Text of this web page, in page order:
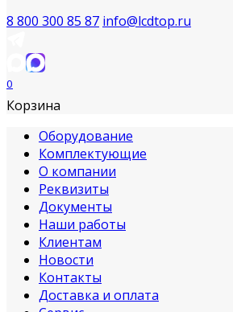
8 800 300 85 87 info@lcdtop.ru
0
Корзина
Оборудование
Комплектующие
О компании
Реквизиты
Документы
Наши работы
Клиентам
Новости
Контакты
Доставка и оплата